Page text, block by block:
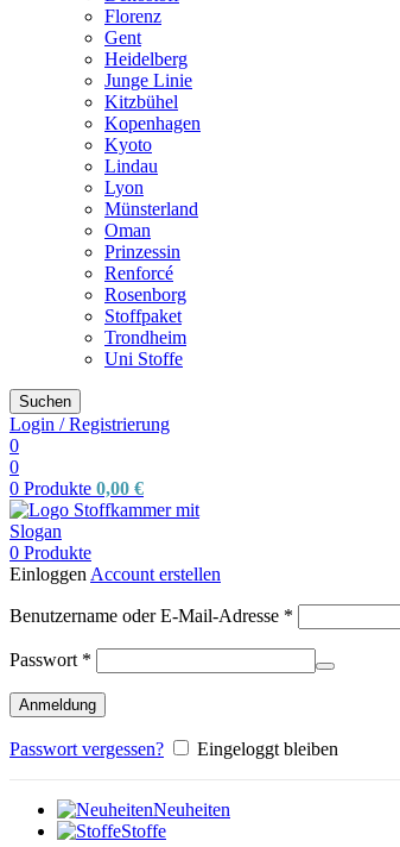
Florenz
Gent
Heidelberg
Junge Linie
Kitzbühel
Kopenhagen
Kyoto
Lindau
Lyon
Münsterland
Oman
Prinzessin
Renforcé
Rosenborg
Stoffpaket
Trondheim
Uni Stoffe
Suchen
Login / Registrierung
0
0
0 Produkte 0,00 €
0 Produkte
Einloggen Account erstellen
Benutzername oder E-Mail-Adresse *
Passwort *
Anmeldung
Passwort vergessen? Eingeloggt bleiben
Neuheiten
Stoffe